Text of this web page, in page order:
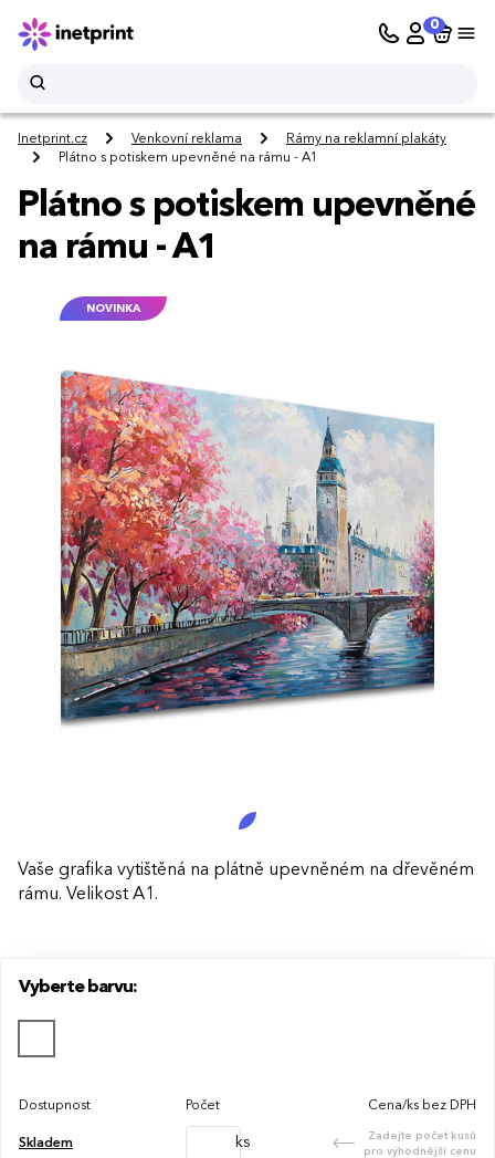
0
Inetprint.cz Venkovní reklama
Rámy na reklamní plakáty
Plátno s potiskem upevněné na rámu - A1
Plátno s potiskem upevněné
na rámu - A1
NOVINKA
Vaše grafika vytištěná na plátně upevněném na dřevěném
rámu. Velikost A1.
Vyberte barvu:
Dostupnost Počet Cena/ks bez DPH
Skladem ks
Zadejte počet kusů
pro výhodnější cenu